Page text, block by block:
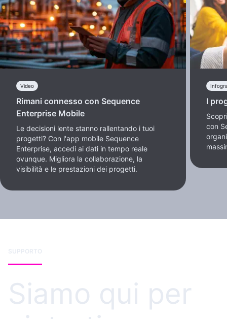
Video
Rimani connesso con Sequence
Enterprise Mobile
Le decisioni lente stanno rallentando i tuoi
progetti? Con l'app mobile Sequence
Enterprise, accedi ai dati in tempo reale
ovunque. Migliora la collaborazione, la
visibilità e le prestazioni dei progetti.
I
con
SUPPORTO
Siamo qui per